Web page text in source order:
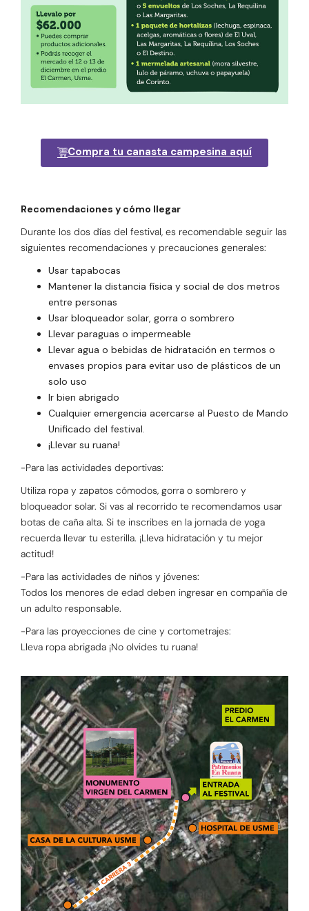
Compra tu canasta campesina aquí
Recomendaciones y cómo llegar
Durante los dos días del festival, es recomendable seguir las
siguientes recomendaciones y precauciones generales:
Usar tapabocas
Mantener la distancia física y social de dos metros
entre personas
Usar bloqueador solar, gorra o sombrero
Llevar paraguas o impermeable
Llevar agua o bebidas de hidratación en termos o
envases propios para evitar uso de plásticos de un
solo uso
Ir bien abrigado
Cualquier emergencia acercarse al Puesto de Mando
Unificado del festival.
¡Llevar su ruana!
-Para las actividades deportivas:
Utiliza ropa y zapatos cómodos, gorra o sombrero y
bloqueador solar. Si vas al recorrido te recomendamos usar
botas de caña alta. Si te inscribes en la jornada de yoga
recuerda llevar tu esterilla. ¡Lleva hidratación y tu mejor
actitud!
-Para las actividades de niños y jóvenes:
Todos los menores de edad deben ingresar en compañía de
un adulto responsable.
-Para las proyecciones de cine y cortometrajes:
Lleva ropa abrigada ¡No olvides tu ruana!